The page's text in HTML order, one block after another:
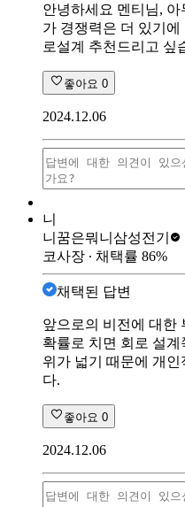
안녕하세요 멘티님,
가 경쟁력은 더 있기
로설계 추천드리고 싶
좋아요 0
2024.12.06
니
니꿈은뭐니 삼성전기
코사장 ∙ 채택률 86%
채택된 답변
앞으로의 비전에 대한
확률로 치면 회로 설
위가 넓기 때문에 개
다.
좋아요 0
2024.12.06